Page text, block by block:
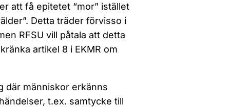
att få epitetet “mor” istället
Detta träder förvisso i
RFSU vill påtala att detta
artikel 8 i EKMR om
där människor erkänns
t.ex. samtycke till